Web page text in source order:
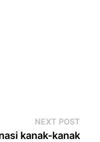
NEXT POSTNext
kanak-kanak